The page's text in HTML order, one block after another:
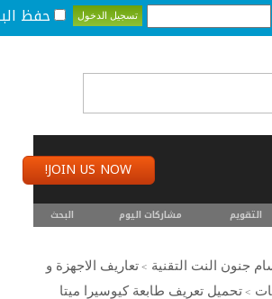
حفظ
JOIN US NOW!
التقويم مشاركات اليوم البحث
جنون النت التقنية > تعاريف الاجهزة و
> تحميل تعريف طابعة كيوسيرا ميتا